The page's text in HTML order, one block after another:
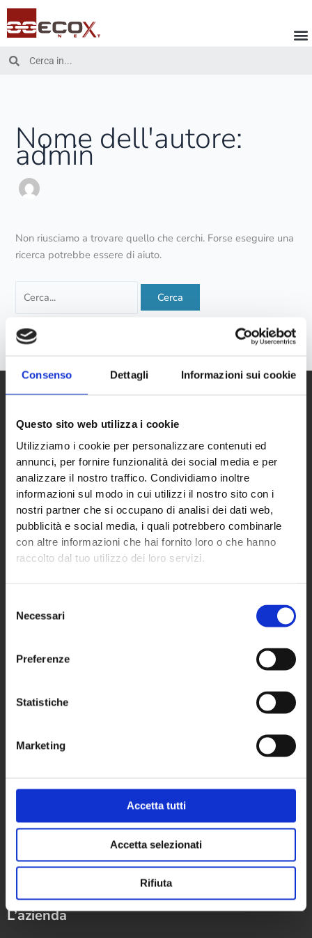
Consenso Dettagli Informazioni sui cookie
Questo sito web utilizza i cookie
Utilizziamo i cookie per personalizzare contenuti ed
annunci, per fornire funzionalità dei social media e per
analizzare il nostro traffico. Condividiamo inoltre
informazioni sul modo in cui utilizzi il nostro sito con i
nostri partner che si occupano di analisi dei dati web,
pubblicità e social media, i quali potrebbero combinarle
con altre informazioni che hai fornito loro o che hanno
raccolto dal tuo utilizzo dei loro servizi.
delNecessari
Preferenze
Statistiche
Marketing
Accetta tutti
Accetta selezionati
Rifiuta
Vai
al
contenuto
Cerca Cerca
Nome dell'autore:
admin
Non riusciamo a trovare quello che cerchi. Forse eseguire una
ricerca potrebbe essere di aiuto.
Cerca:
ECO NEXT S.p.A.
Settori
Prove e testing
L’azienda